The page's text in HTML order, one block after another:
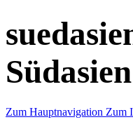
Südasien
Zum Hauptnavigation Zum